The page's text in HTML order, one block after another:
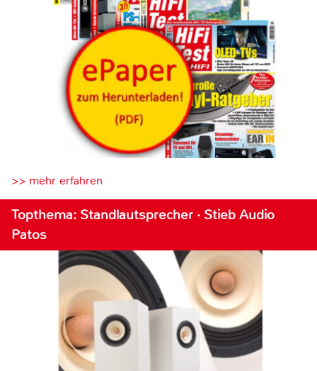
>> mehr erfahren
Topthema: Standlautsprecher · Stieb Audio
Patos